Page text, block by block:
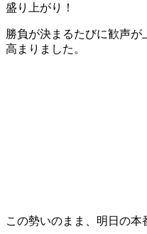
盛り上がり！
勝負が決まるたびに歓声が
高まりました。
この勢いのまま、明日の本